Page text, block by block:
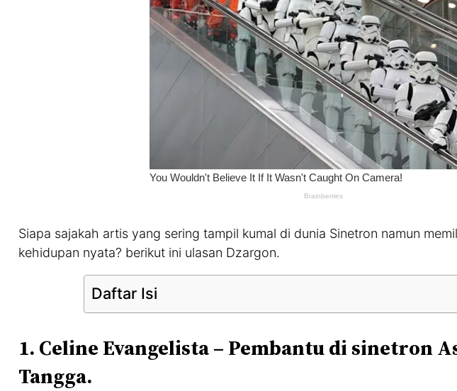
Siapa sajakah artis yang sering tampil kumal di dunia Sinetron namun
kehidupan nyata? berikut ini ulasan Dzargon.
Daftar Isi
1. Celine Evangelista – Pembantu di sinetron
Tangga.